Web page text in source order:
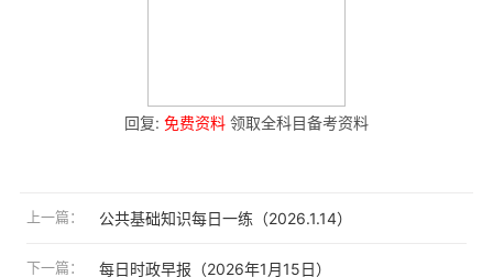
回复: 免费资料 领取全科目备考资料
上一篇： 公共基础知识每日一练（2026.1.14）
下一篇： 每日时政早报（2026年1月15日）